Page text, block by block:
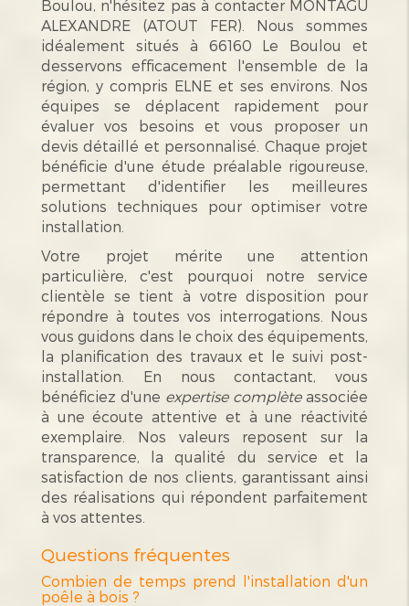
Boulou, n'hésitez pas à contacter MONTAGU
ALEXANDRE (ATOUT FER). Nous sommes
idéalement situés à 66160 Le Boulou et
desservons efficacement l'ensemble de la
région, y compris ELNE et ses environs. Nos
équipes se déplacent rapidement pour
évaluer vos besoins et vous proposer un
devis détaillé et personnalisé. Chaque projet
bénéficie d'une étude préalable rigoureuse,
permettant d'identifier les meilleures
solutions techniques pour optimiser votre
installation.
Votre projet mérite une attention
particulière, c'est pourquoi notre service
clientèle se tient à votre disposition pour
répondre à toutes vos interrogations. Nous
vous guidons dans le choix des équipements,
la planification des travaux et le suivi post-
installation. En nous contactant, vous
bénéficiez d'une expertise complèteassociée
à une écoute attentive et à une réactivité
exemplaire. Nos valeurs reposent sur la
transparence, la qualité du service et la
satisfaction de nos clients, garantissant ainsi
des réalisations qui répondent parfaitement
à vos attentes.
Questions fréquentes
Combien de temps prend l'installation d'un
poêle à bois ?